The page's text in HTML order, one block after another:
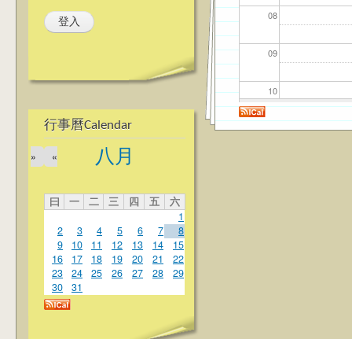
行事曆Calendar
八月
«
»
曰 一 二 三 四 五
六
1
2
3 4 5 6 7
8
9
10 11 12 13 14
15
16
17 18 19 20 21
22
23
24 25 26 27 28
29
30
31
08
09
10
11